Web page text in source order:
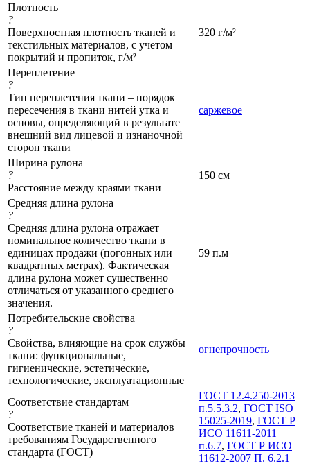
Плотность
?
Поверхностная плотность тканей и
текстильных материалов, с учетом
покрытий и пропиток, г/м²
320 г/м²
Переплетение
?
Тип переплетения ткани – порядок
пересечения в ткани нитей утка и
основы, определяющий в результате
внешний вид лицевой и изнаночной
сторон ткани
саржевое
Ширина рулона
?
Расстояние между краями ткани
150 см
Средняя длина рулона
?
Средняя длина рулона отражает
номинальное количество ткани в
единицах продажи (погонных или
квадратных метрах). Фактическая
длина рулона может существенно
отличаться от указанного среднего
значения.
59 п.м
Потребительские свойства
?
Свойства, влияющие на срок службы
ткани: функциональные,
гигиенические, эстетические,
технологические, эксплуатационные
огнепрочность
Соответствие стандартам
?
Соответствие тканей и материалов
требованиям Государственного
стандарта (ГОСТ)
ГОСТ 12.4.250-2013
п.5.5.3.2, ГОСТ ISO
15025-2019, ГОСТ Р
ИСО 11611-2011
п.6.7, ГОСТ Р ИСО
11612-2007 П. 6.2.1